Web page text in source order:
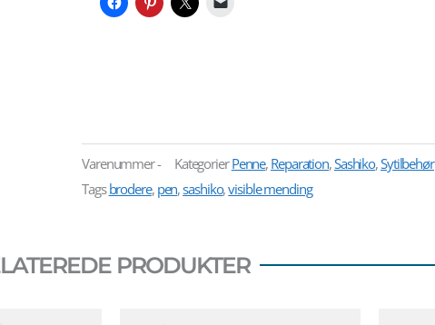
Varenummer- Kategorier Penne, Reparation,Sashiko,Sytilbehør
Tags brodere, pen,sashiko,visible mending
PRODUKTER